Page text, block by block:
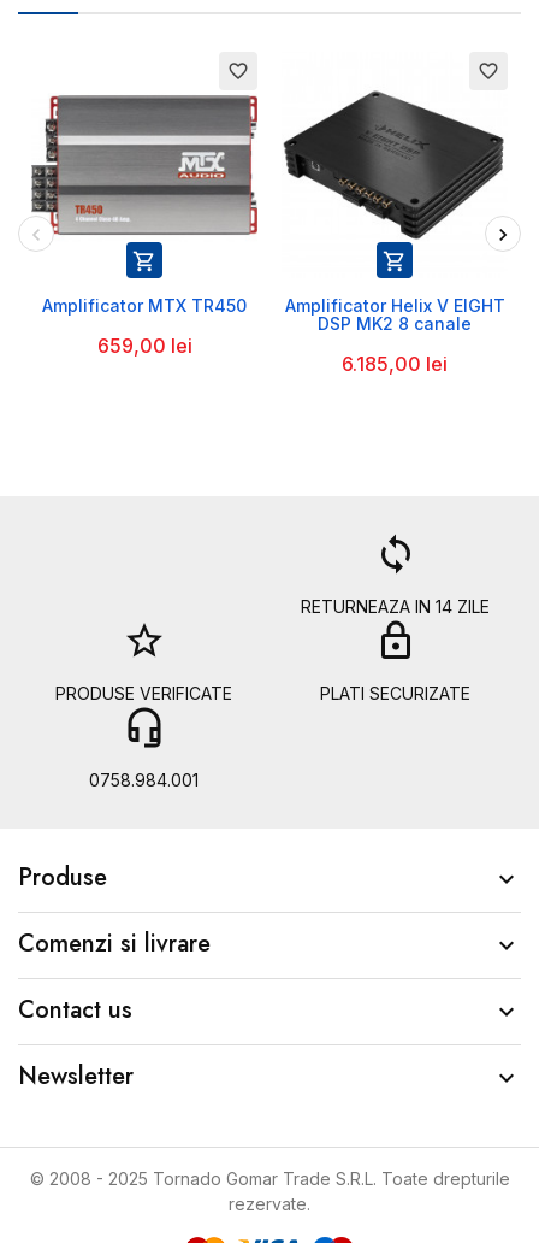
favorite_border

Amplificator MTX TR450
659,00 lei
favorite_border

Amplificator Helix V EIGHT
DSP MK2 8 canale
6.185,00 lei
loop
RETURNEAZA IN 14 ZILE
star_border
PRODUSE VERIFICATE
lock
PLATI SECURIZATE
headset_mic
0758.984.001
Produse 
Comenzi si livrare 
Contact us 
Newsletter 
© 2008 - 2025 Tornado Gomar Trade S.R.L. Toate drepturile
rezervate.